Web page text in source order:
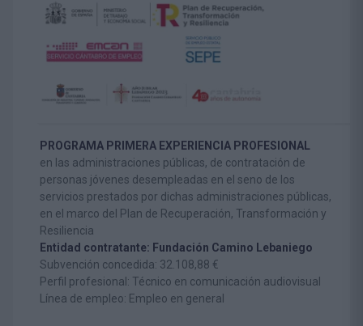
PROGRAMA PRIMERA EXPERIENCIA PROFESIONAL
en las administraciones públicas, de contratación de
personas jóvenes desempleadas en el seno de los
servicios prestados por dichas administraciones públicas,
en el marco del Plan de Recuperación, Transformación y
Resiliencia
Entidad contratante: Fundación Camino Lebaniego
Subvención concedida: 32.108,88 €
Perfil profesional: Técnico en comunicación audiovisual
Línea de empleo: Empleo en general